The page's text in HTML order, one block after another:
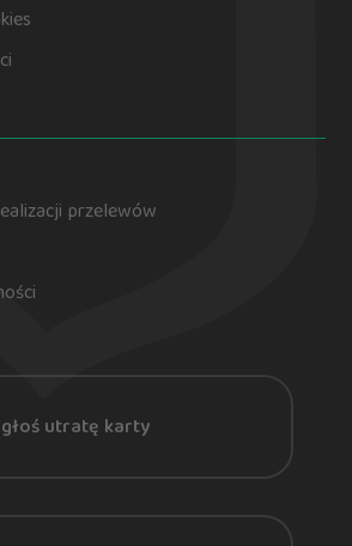
przelewów
utratę karty